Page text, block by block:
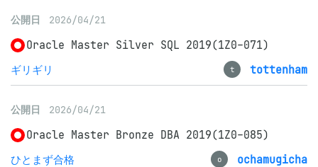
公開日 2026/04/21
Oracle Master Silver SQL 2019(1Z0-071)
ギリギリ
t tottenham
公開日 2026/04/21
Oracle Master Bronze DBA 2019(1Z0-085)
ひとまず合格
o ochamugicha